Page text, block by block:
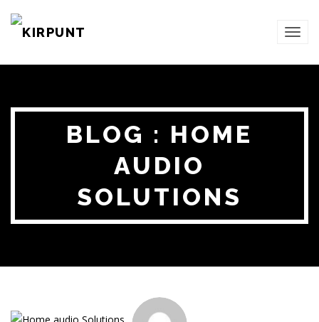
BLOG : HOME
AUDIO
SOLUTIONS